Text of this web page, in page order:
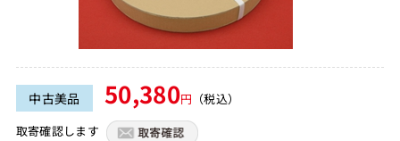
中古美品 50,380円 （税込）
取寄確認します